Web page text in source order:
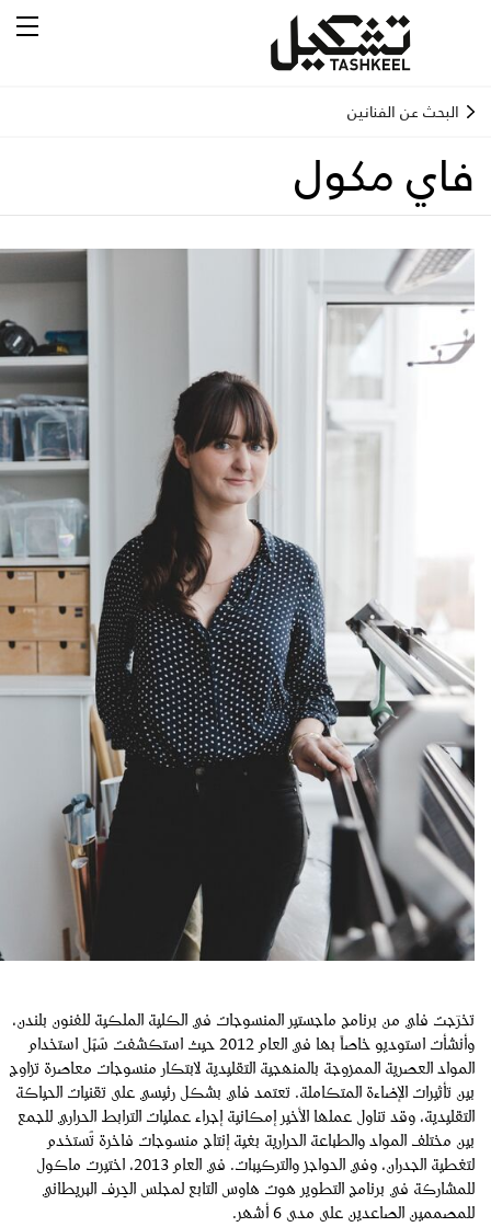
البحث عن الفنانين
فاي مكول
تخرّجت فاي من برنامج ماجستير المنسوجات في الكلية الملكية للفنون بلندن،
وأنشأت استوديو خاصاً بها في العام 2012 حيث استكشفت سُبُل استخدام
المواد العصرية الممزوجة بالمنهجية التقليدية لابتكار منسوجات معاصرة تزاوج
بين تأثيرات الإضاءة المتكاملة. تعتمد فاي بشكل رئيسي على تقنيات الحياكة
التقليدية، وقد تناول عملها الأخير إمكانية إجراء عمليات الترابط الحراري للجمع
بين مختلف المواد والطباعة الحرارية بغية إنتاج منسوجات فاخرة تُستخدم
لتغطية الجدران، وفي الحواجز والتركيبات. في العام 2013، اختيرت ماكول
للمشاركة في برنامج التطوير هوت هاوس التابع لمجلس الحِرف البريطاني
للمصممين الصاعدين على مدى 6 أشهر.